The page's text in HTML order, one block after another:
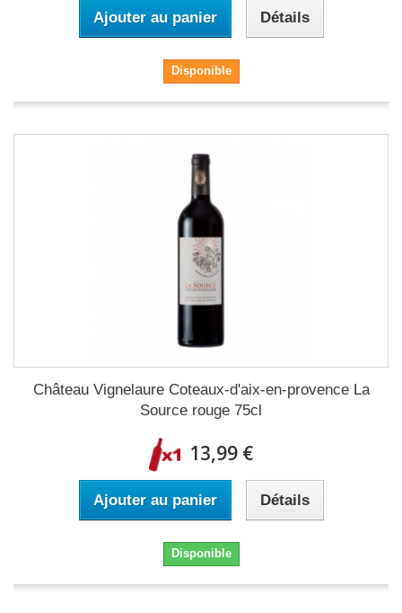
Ajouter au panier Détails
Disponible
Château Vignelaure Coteaux-d'aix-en-provence La
Source rouge 75cl
13,99 €
Ajouter au panier Détails
Disponible